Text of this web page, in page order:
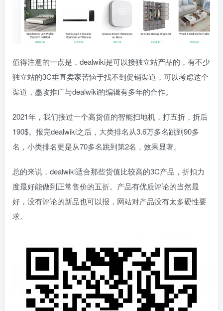
值得注意的一点是，dealwiki是可以接独立站产品的，有不少
独立站的3C垂直卖家苦恼于找不到促销渠道，可以考虑这个
渠道，墨攻推广与dealwiki的编辑有多年的合作。
2021年，我们接过一个高货值的智能扫地机，打五折，折后
190$。报完dealwiki之后，大类排名从3.6万多名跳到90多
名，小类排名更是从70多名跳到第2名，效果显著。
总的来说，dealwiki适合那些货值比较高的3C产品，折扣力
度最好能做到正常售价的五折。产品有优质评论的当然最
好，没有评论的新品也可以报，网站对产品没有太多硬性要
求。